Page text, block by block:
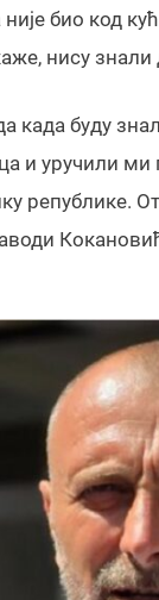
био код
нису
када буду
и уручили
републике.